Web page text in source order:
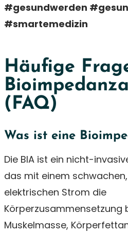
#gesundwerden
#smartemedizin
Häufige
(FAQ)
Was ist eine
Die BIA ist ein nicht-
das mit einem
elektrischen Strom die
Körperzusammensetzung
Muskelmasse,